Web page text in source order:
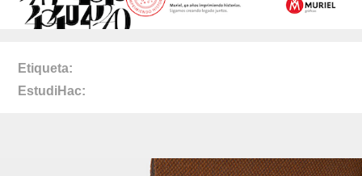
Etiqueta
EstudiHac